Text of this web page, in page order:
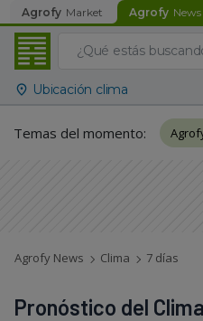
Agrofy Market Agrofy News
Ubicación clima
Temas del momento:
Agrofy News Clima 7 días
Pronóstico del